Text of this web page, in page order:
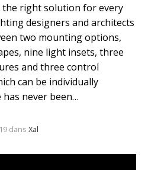
right solution for every
designers and architects
two mounting options,
nine light insets, three
and three control
can be individually
has never been…
dansXal